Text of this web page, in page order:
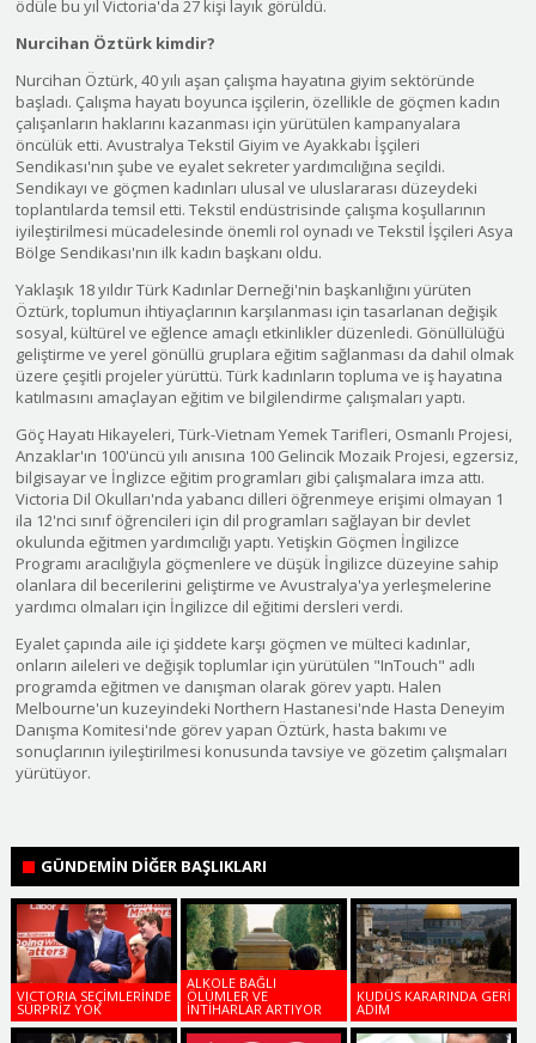
ödüle bu yıl Victoria'da 27 kişi layık görüldü.
Nurcihan Öztürk kimdir?
Nurcihan Öztürk, 40 yılı aşan çalışma hayatına giyim sektöründe
başladı. Çalışma hayatı boyunca işçilerin, özellikle de göçmen kadın
çalışanların haklarını kazanması için yürütülen kampanyalara
öncülük etti. Avustralya Tekstil Giyim ve Ayakkabı İşçileri
Sendikası'nın şube ve eyalet sekreter yardımcılığına seçildi.
Sendikayı ve göçmen kadınları ulusal ve uluslararası düzeydeki
toplantılarda temsil etti. Tekstil endüstrisinde çalışma koşullarının
iyileştirilmesi mücadelesinde önemli rol oynadı ve Tekstil İşçileri Asya
Bölge Sendikası'nın ilk kadın başkanı oldu.
Yaklaşık 18 yıldır Türk Kadınlar Derneği'nin başkanlığını yürüten
Öztürk, toplumun ihtiyaçlarının karşılanması için tasarlanan değişik
sosyal, kültürel ve eğlence amaçlı etkinlikler düzenledi. Gönüllülüğü
geliştirme ve yerel gönüllü gruplara eğitim sağlanması da dahil olmak
üzere çeşitli projeler yürüttü. Türk kadınların topluma ve iş hayatına
katılmasını amaçlayan eğitim ve bilgilendirme çalışmaları yaptı.
Göç Hayatı Hikayeleri, Türk-Vietnam Yemek Tarifleri, Osmanlı Projesi,
Anzaklar'ın 100'üncü yılı anısına 100 Gelincik Mozaik Projesi, egzersiz,
bilgisayar ve İnglizce eğitim programları gibi çalışmalara imza attı.
Victoria Dil Okulları'nda yabancı dilleri öğrenmeye erişimi olmayan 1
ila 12'nci sınıf öğrencileri için dil programları sağlayan bir devlet
okulunda eğitmen yardımcılığı yaptı. Yetişkin Göçmen İngilizce
Programı aracılığıyla göçmenlere ve düşük İngilizce düzeyine sahip
olanlara dil becerilerini geliştirme ve Avustralya'ya yerleşmelerine
yardımcı olmaları için İngilizce dil eğitimi dersleri verdi.
Eyalet çapında aile içi şiddete karşı göçmen ve mülteci kadınlar,
onların aileleri ve değişik toplumlar için yürütülen "InTouch" adlı
programda eğitmen ve danışman olarak görev yaptı. Halen
Melbourne'un kuzeyindeki Northern Hastanesi'nde Hasta Deneyim
Danışma Komitesi'nde görev yapan Öztürk, hasta bakımı ve
sonuçlarının iyileştirilmesi konusunda tavsiye ve gözetim çalışmaları
yürütüyor.
GÜNDEMİN DİĞER BAŞLIKLARI
VICTORIA SEÇİMLERİNDE
SÜRPRİZ YOK
ALKOLE BAĞLI
ÖLÜMLER VE
İNTİHARLAR ARTIYOR
KUDÜS KARARINDA GERİ
ADIM